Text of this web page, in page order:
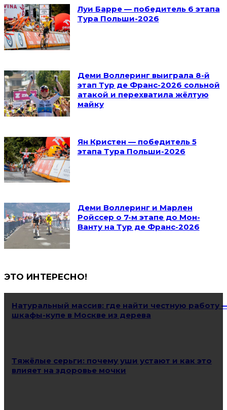
Луи Барре — победитель 6 этапа
Тура Польши-2026
Деми Воллеринг выиграла 8-й
этап Тур де Франс-2026 сольной
атакой и перехватила жёлтую
майку
Ян Кристен — победитель 5
этапа Тура Польши-2026
Деми Воллеринг и Марлен
Ройссер о 7-м этапе до Мон-
Ванту на Тур де Франс-2026
ЭТО ИНТЕРЕСНО!
Натуральный массив: где найти честную работу
шкафы-купе в Москве из дерева
Тяжёлые серьги: почему уши устают и как это
влияет на здоровье мочки